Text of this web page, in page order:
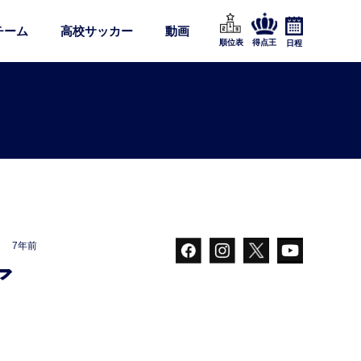
ーム 高校サッカー 動画
順位表 得点王 日程
7年前